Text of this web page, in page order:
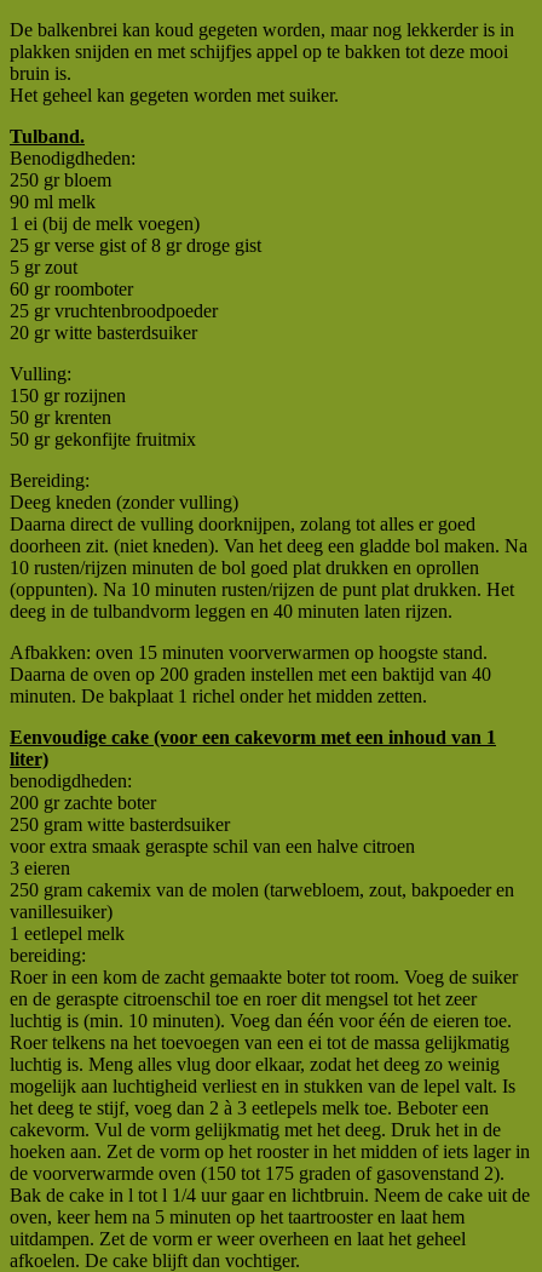
De balkenbrei kan koud gegeten worden, maar nog lekkerder is in
plakken snijden en met schijfjes appel op te bakken tot deze mooi
bruin is.
Het geheel kan gegeten worden met suiker.
Tulband.
Benodigdheden:
250 gr bloem
90 ml melk
1 ei (bij de melk voegen)
25 gr verse gist of 8 gr droge gist
5 gr zout
60 gr roomboter
25 gr vruchtenbroodpoeder
20 gr witte basterdsuiker
Vulling:
150 gr rozijnen
50 gr krenten
50 gr gekonfijte fruitmix
Bereiding:
Deeg kneden (zonder vulling)
Daarna direct de vulling doorknijpen, zolang tot alles er goed
doorheen zit. (niet kneden). Van het deeg een gladde bol maken. Na
10 rusten/rijzen minuten de bol goed plat drukken en oprollen
(oppunten). Na 10 minuten rusten/rijzen de punt plat drukken. Het
deeg in de tulbandvorm leggen en 40 minuten laten rijzen.
Afbakken: oven 15 minuten voorverwarmen op hoogste stand.
Daarna de oven op 200 graden instellen met een baktijd van 40
minuten. De bakplaat 1 richel onder het midden zetten.
Eenvoudige cake (voor een cakevorm met een inhoud van 1
liter)
benodigdheden:
200 gr zachte boter
250 gram witte basterdsuiker
voor extra smaak geraspte schil van een halve citroen
3 eieren
250 gram cakemix van de molen (tarwebloem, zout, bakpoeder en
vanillesuiker)
1 eetlepel melk
bereiding:
Roer in een kom de zacht gemaakte boter tot room. Voeg de suiker
en de geraspte citroenschil toe en roer dit mengsel tot het zeer
luchtig is (min. 10 minuten). Voeg dan één voor één de eieren toe.
Roer telkens na het toevoegen van een ei tot de massa gelijkmatig
luchtig is. Meng alles vlug door elkaar, zodat het deeg zo weinig
mogelijk aan luchtigheid verliest en in stukken van de lepel valt. Is
het deeg te stijf, voeg dan 2 à 3 eetlepels melk toe. Beboter een
cakevorm. Vul de vorm gelijkmatig met het deeg. Druk het in de
hoeken aan. Zet de vorm op het rooster in het midden of iets lager in
de voorverwarmde oven (150 tot 175 graden of gasovenstand 2).
Bak de cake in l tot l 1/4 uur gaar en lichtbruin. Neem de cake uit de
oven, keer hem na 5 minuten op het taartrooster en laat hem
uitdampen. Zet de vorm er weer overheen en laat het geheel
afkoelen. De cake blijft dan vochtiger.